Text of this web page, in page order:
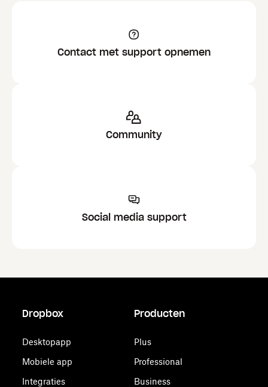
Contact met support opnemen
Community
Social media support
Dropbox
Desktopapp
Mobiele app
Integraties
Producten
Plus
Professional
Business